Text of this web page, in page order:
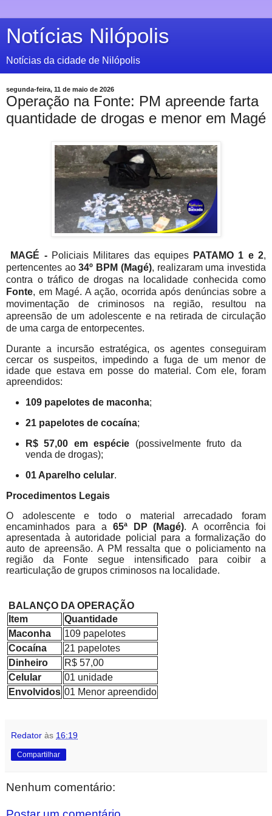
Notícias Nilópolis
Notícias da cidade de Nilópolis
segunda-feira, 11 de maio de 2026
Operação na Fonte: PM apreende farta
quantidade de drogas e menor em Magé
MAGÉ -Policiais Militares das equipes PATAMO 1 e 2,
pertencentes ao34º BPM (Magé), realizaram uma investida
contra o tráfico de drogas na localidade conhecida como
Fonte, em Magé. A ação, ocorrida após denúncias sobre a
movimentação de criminosos na região, resultou na
apreensão de um adolescente e na retirada de circulação
de uma carga de entorpecentes.
Durante a incursão estratégica, os agentes conseguiram
cercar os suspeitos, impedindo a fuga de um menor de
idade que estava em posse do material. Com ele, foram
apreendidos:
109 papelotes de maconha;
21 papelotes de cocaína;
R$ 57,00 em espécie (possivelmente fruto da
venda de drogas);
01 Aparelho celular.
Procedimentos Legais
O adolescente e todo o material arrecadado foram
encaminhados para a 65ª DP (Magé). A ocorrência foi
apresentada à autoridade policial para a formalização do
auto de apreensão. A PM ressalta que o policiamento na
região da Fonte segue intensificado para coibir a
rearticulação de grupos criminosos na localidade.
BALANÇO DA OPERAÇÃO
Item
Quantidade
Maconha
109 papelotes
Cocaína
21 papelotes
Dinheiro
R$ 57,00
Celular
01 unidade
Envolvidos 01 Menor apreendido
Redator às 16:19
Compartilhar
Nenhum comentário: